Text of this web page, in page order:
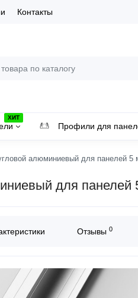
Контакты
ХИТ
Профили для
алюминиевый для панелей 5
для панелей
Отзывы 0